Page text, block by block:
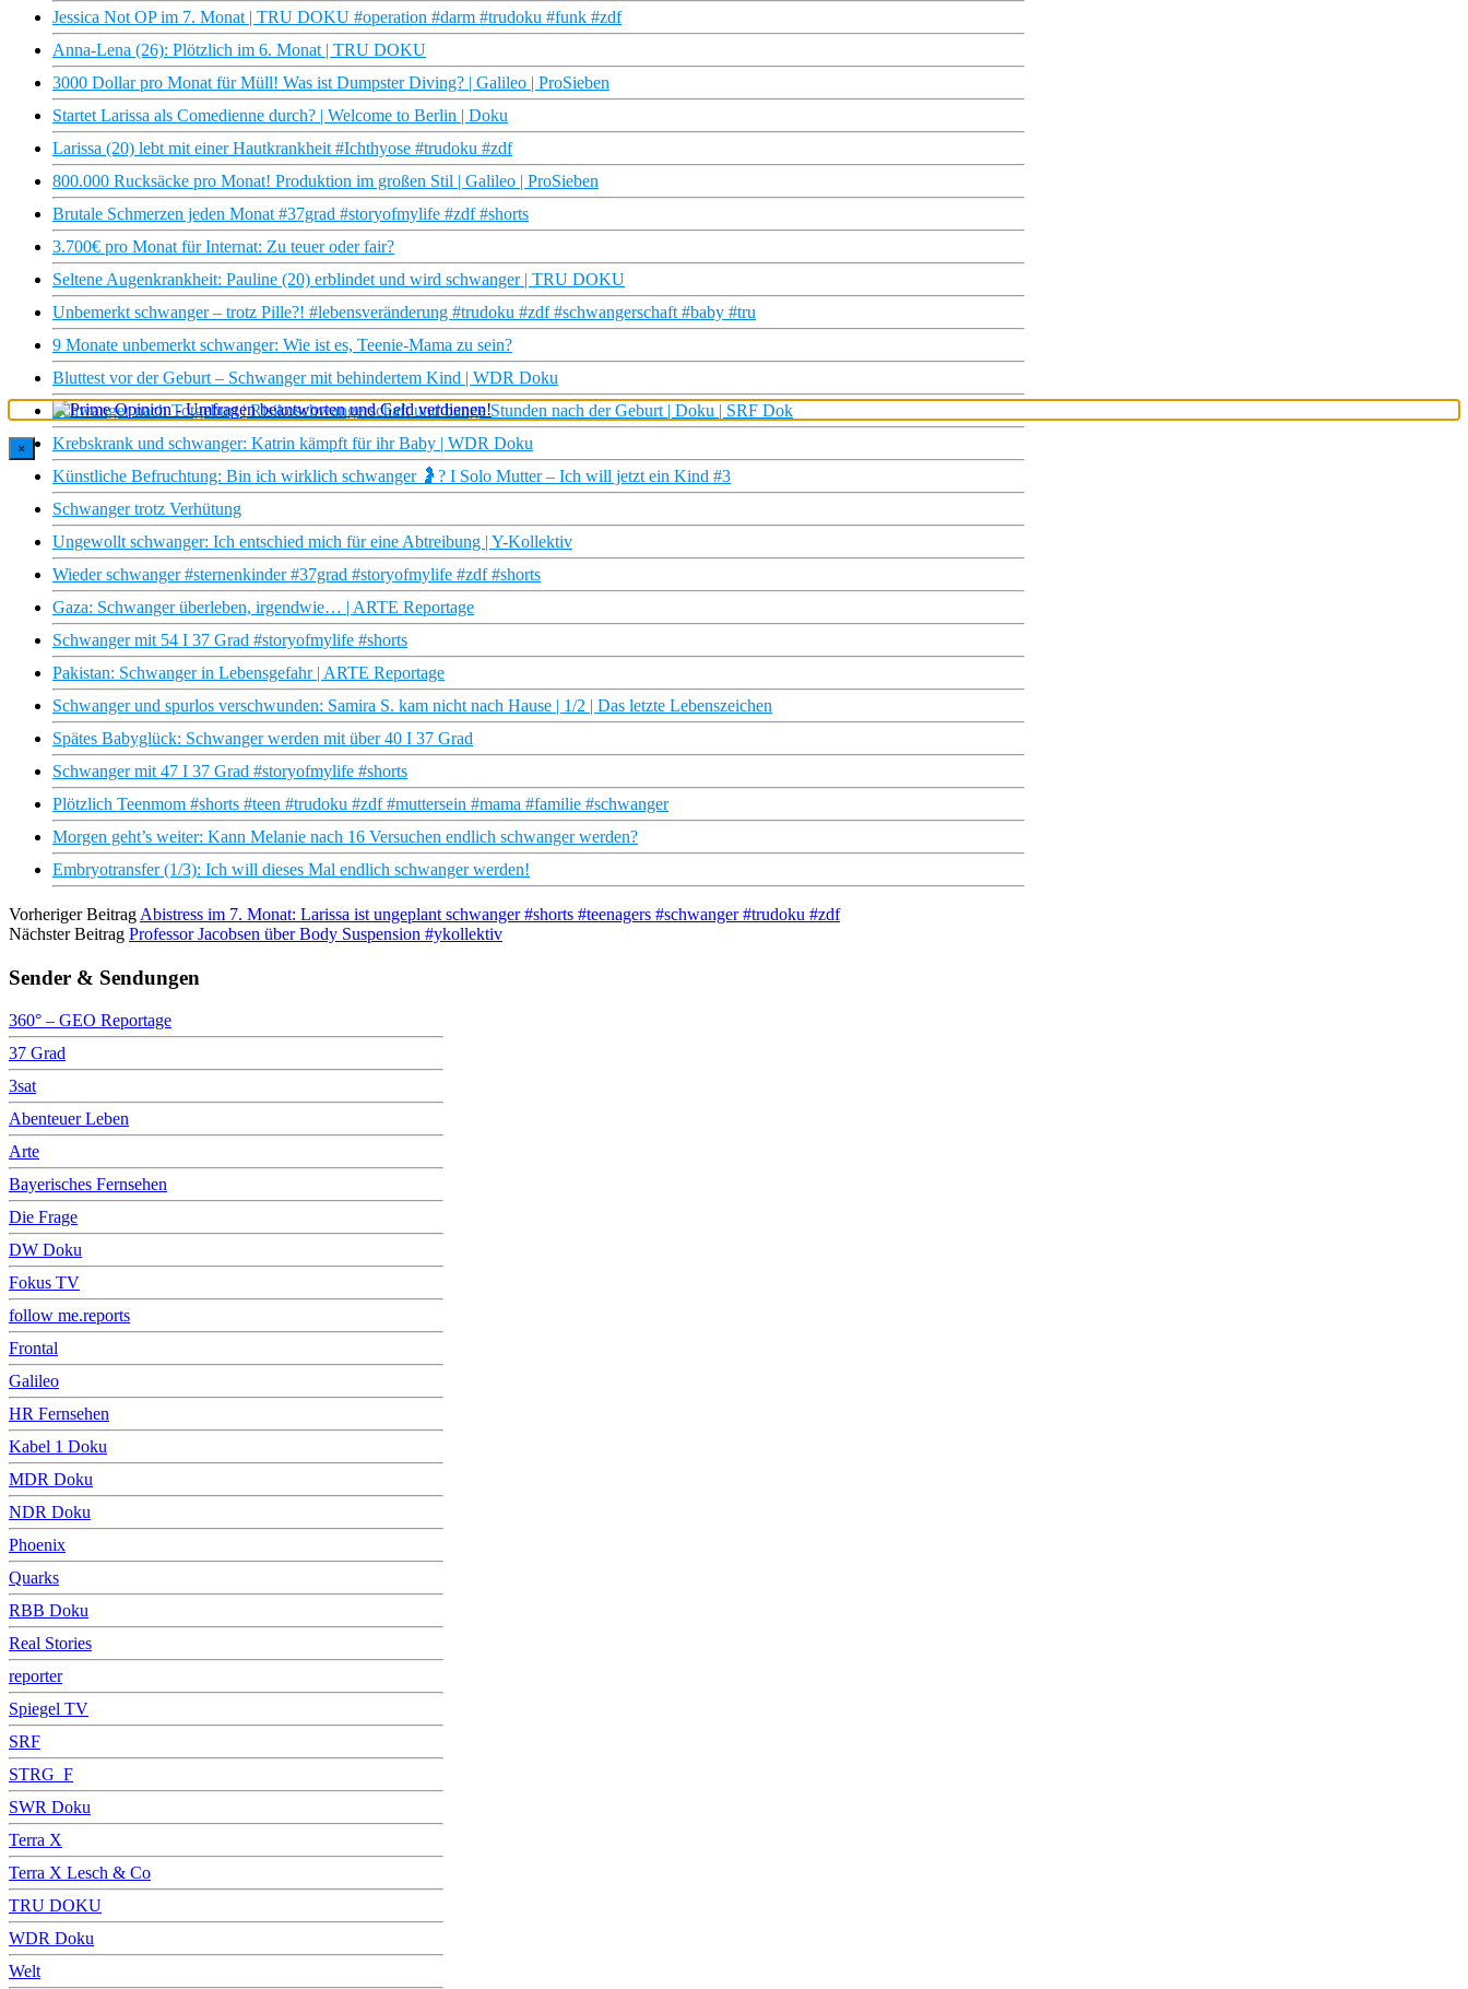
Jessica Not OP im 7. Monat | TRU DOKU #operation #darm #trudoku #funk #zdf
Anna-Lena (26): Plötzlich im 6. Monat | TRU DOKU
3000 Dollar pro Monat für Müll! Was ist Dumpster Diving? | Galileo | ProSieben
Startet Larissa als Comedienne durch? | Welcome to Berlin | Doku
Larissa (20) lebt mit einer Hautkrankheit #Ichthyose #trudoku #zdf
800.000 Rucksäcke pro Monat! Produktion im großen Stil | Galileo | ProSieben
Brutale Schmerzen jeden Monat #37grad #storyofmylife #zdf #shorts
3.700€ pro Monat für Internat: Zu teuer oder fair?
Seltene Augenkrankheit: Pauline (20) erblindet und wird schwanger | TRU DOKU
Unbemerkt schwanger – trotz Pille?! #lebensveränderung #trudoku #zdf #schwangerschaft #baby #tru
9 Monate unbemerkt schwanger: Wie ist es, Teenie-Mama zu sein?
Bluttest vor der Geburt – Schwanger mit behindertem Kind | WDR Doku
Schwanger nach Totgeburt | Risikoschwangerschaft und bange Stunden nach der Geburt | Doku | SRF Dok
Krebskrank und schwanger: Katrin kämpft für ihr Baby | WDR Doku
Künstliche Befruchtung: Bin ich wirklich schwanger 🤰? I Solo Mutter – Ich will jetzt ein Kind #3
Schwanger trotz Verhütung
Ungewollt schwanger: Ich entschied mich für eine Abtreibung | Y-Kollektiv
Wieder schwanger #sternenkinder #37grad #storyofmylife #zdf #shorts
Gaza: Schwanger überleben, irgendwie… | ARTE Reportage
Schwanger mit 54 I 37 Grad #storyofmylife #shorts
Pakistan: Schwanger in Lebensgefahr | ARTE Reportage
Schwanger und spurlos verschwunden: Samira S. kam nicht nach Hause | 1/2 | Das letzte Lebenszeichen
Spätes Babyglück: Schwanger werden mit über 40 I 37 Grad
Schwanger mit 47 I 37 Grad #storyofmylife #shorts
Plötzlich Teenmom #shorts #teen #trudoku #zdf #muttersein #mama #familie #schwanger
Morgen geht’s weiter: Kann Melanie nach 16 Versuchen endlich schwanger werden?
Embryotransfer (1/3): Ich will dieses Mal endlich schwanger werden!
Vorheriger Beitrag Abistress im 7. Monat: Larissa ist ungeplant schwanger #shorts #teenagers #schwanger #trudoku #zdf
Nächster Beitrag Professor Jacobsen über Body Suspension #ykollektiv
Sender & Sendungen
360° – GEO Reportage
37 Grad
3sat
Abenteuer Leben
Arte
Bayerisches Fernsehen
Die Frage
DW Doku
Fokus TV
follow me.reports
Frontal
Galileo
HR Fernsehen
Kabel 1 Doku
MDR Doku
NDR Doku
Phoenix
Quarks
RBB Doku
Real Stories
reporter
Spiegel TV
SRF
STRG_F
SWR Doku
Terra X
Terra X Lesch & Co
TRU DOKU
WDR Doku
Welt
×